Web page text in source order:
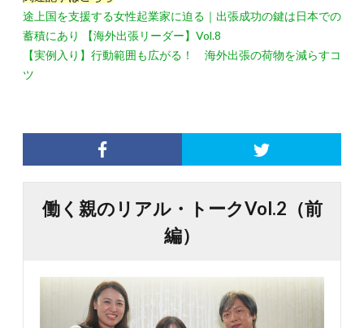
途上国を支援する女性起業家に迫る｜出張成功の鍵は日本での
蓄積にあり 【海外出張リーダー】Vol.8
【実例入り】行動範囲も広がる！ 海外出張の荷物を減らすコ
ツ
働く親のリアル・トークVol.2（前
編）